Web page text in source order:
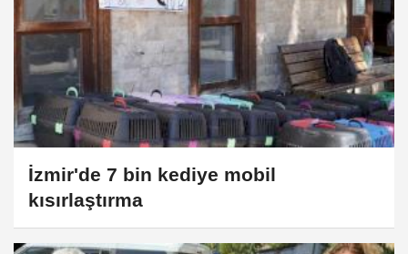
İzmir'de 7 bin kediye mobil
kısırlaştırma